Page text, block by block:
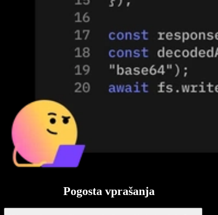
Pogosta vprašanja